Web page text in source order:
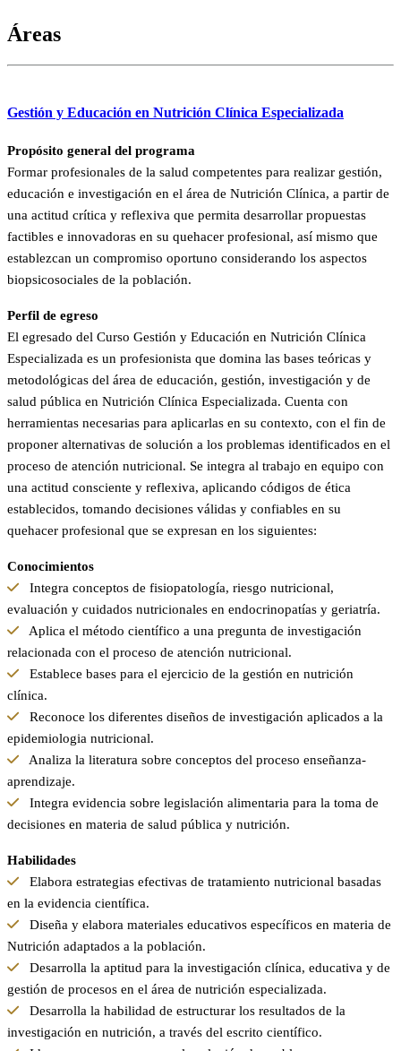
Áreas
Gestión y Educación en Nutrición Clínica Especializada
Propósito general del programa
Formar profesionales de la salud competentes para realizar gestión,
educación e investigación en el área de Nutrición Clínica, a partir de
una actitud crítica y reflexiva que permita desarrollar propuestas
factibles e innovadoras en su quehacer profesional, así mismo que
establezcan un compromiso oportuno considerando los aspectos
biopsicosociales de la población.
Perfil de egreso
El egresado del Curso Gestión y Educación en Nutrición Clínica
Especializada es un profesionista que domina las bases teóricas y
metodológicas del área de educación, gestión, investigación y de
salud pública en Nutrición Clínica Especializada. Cuenta con
herramientas necesarias para aplicarlas en su contexto, con el fin de
proponer alternativas de solución a los problemas identificados en el
proceso de atención nutricional. Se integra al trabajo en equipo con
una actitud consciente y reflexiva, aplicando códigos de ética
establecidos, tomando decisiones válidas y confiables en su
quehacer profesional que se expresan en los siguientes:
Conocimientos
Integra conceptos de fisiopatología, riesgo nutricional,
evaluación y cuidados nutricionales en endocrinopatías y geriatría.
Aplica el método científico a una pregunta de investigación
relacionada con el proceso de atención nutricional.
Establece bases para el ejercicio de la gestión en nutrición
clínica.
Reconoce los diferentes diseños de investigación aplicados a la
epidemiologia nutricional.
Analiza la literatura sobre conceptos del proceso enseñanza-
aprendizaje.
Integra evidencia sobre legislación alimentaria para la toma de
decisiones en materia de salud pública y nutrición.
Habilidades
Elabora estrategias efectivas de tratamiento nutricional basadas
en la evidencia científica.
Diseña y elabora materiales educativos específicos en materia de
Nutrición adaptados a la población.
Desarrolla la aptitud para la investigación clínica, educativa y de
gestión de procesos en el área de nutrición especializada.
Desarrolla la habilidad de estructurar los resultados de la
investigación en nutrición, a través del escrito científico.